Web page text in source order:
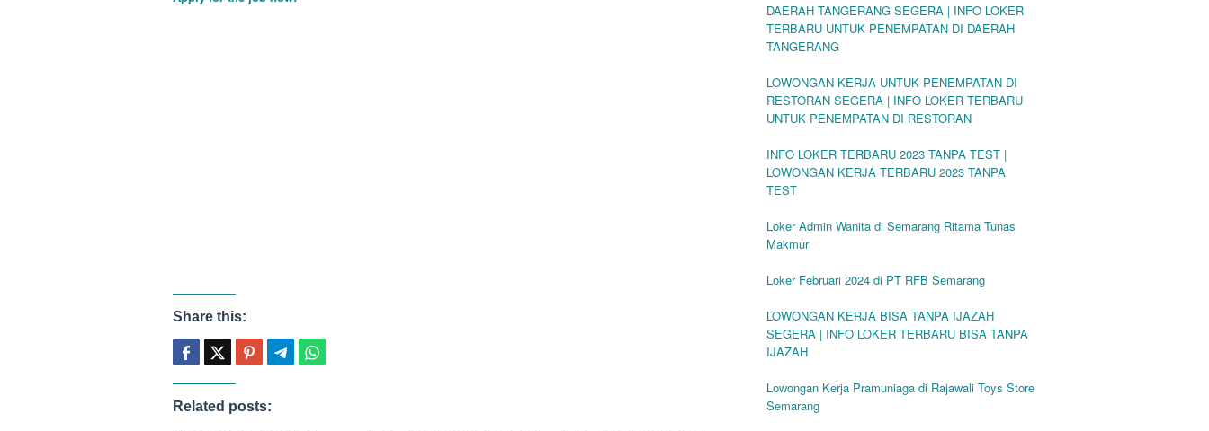
Share this:
Related posts:
DAERAH TANGERANG SEGERA | INFO LOKER
TERBARU UNTUK PENEMPATAN DI DAERAH
TANGERANG
LOWONGAN KERJA UNTUK PENEMPATAN DI
RESTORAN SEGERA | INFO LOKER TERBARU
UNTUK PENEMPATAN DI RESTORAN
INFO LOKER TERBARU 2023 TANPA TEST |
LOWONGAN KERJA TERBARU 2023 TANPA
TEST
Loker Admin Wanita di Semarang Ritama Tunas
Makmur
Loker Februari 2024 di PT RFB Semarang
LOWONGAN KERJA BISA TANPA IJAZAH
SEGERA | INFO LOKER TERBARU BISA TANPA
IJAZAH
Lowongan Kerja Pramuniaga di Rajawali Toys Store
Semarang